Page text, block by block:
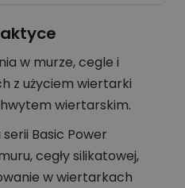
w murze, cegle i
z użyciem wiertarki
wiertarskim.
Basic Power
cegły silikatowej,
w wiertarkach